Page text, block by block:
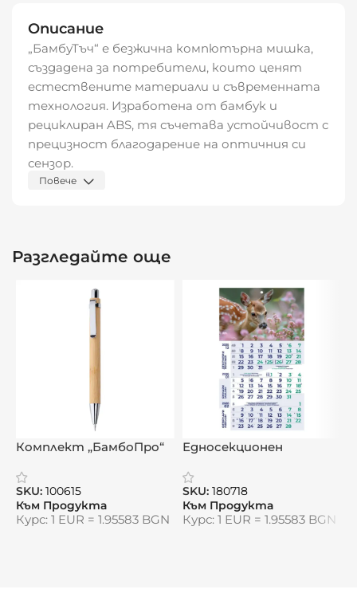
Описание
„БамбуТъч“ е безжична компютърна мишка,
създадена за потребители, които ценят
естествените материали и съвременната
технология. Изработена от бамбук и
рециклиран ABS, тя съчетава устойчивост с
прецизност благодарение на оптичния си
сензор.
кабели
– Прецизен оптичен сензор
– за гладка и точна работа
– Естествен бамбук и рециклиран ABS –
екологичен и стилен избор
– Работи с 2 батерии AA 1.5V (не са включени)
Размери: 10.2 х 3.4 х 5.8 см
бамбук и рециклирана пластмаса
(ABS)
Повече
Разгледайте още
Комплект „БамбоПро“
SKU: 100615
Към Продукта
Курс: 1 EUR = 1.95583 BGN
Едносекционен
„Стил“
SKU: 180718
Към Продукта
Курс: 1 EUR = 1.95583 BGN